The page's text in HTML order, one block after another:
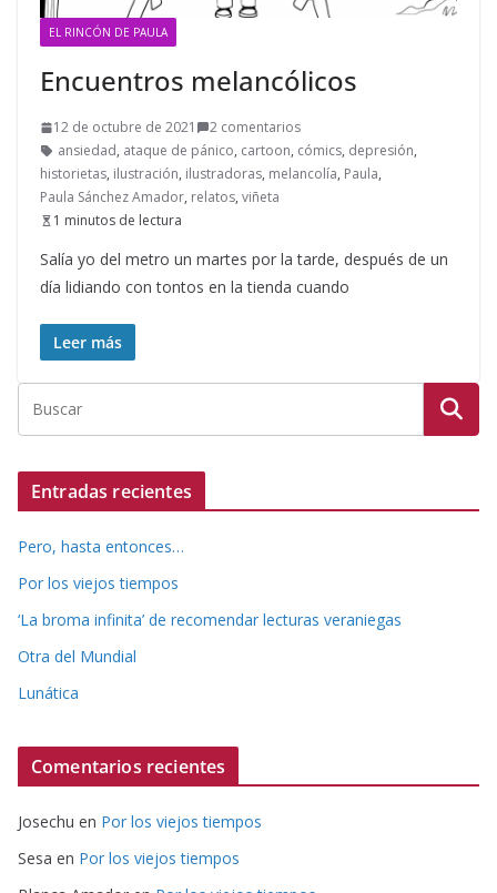
EL RINCÓN DE PAULA
Encuentros melancólicos
12 de octubre de 2021
2 comentarios
ansiedad, ataque de pánico, cartoon, cómics, depresión,
historietas, ilustración, ilustradoras, melancolía, Paula,
Paula Sánchez Amador, relatos, viñeta
1 minutos de lectura
Salía yo del metro un martes por la tarde, después de un
día lidiando con tontos en la tienda cuando
Leer más
Entradas recientes
Pero, hasta entonces…
Por los viejos tiempos
‘La broma infinita’ de recomendar lecturas veraniegas
Otra del Mundial
Lunática
Comentarios recientes
Josechu en Por los viejos tiempos
Sesa en Por los viejos tiempos